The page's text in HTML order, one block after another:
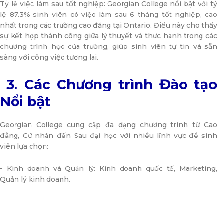
Tỷ lệ việc làm sau tốt nghiệp: Georgian College nổi bật với tỷ
lệ 87.3% sinh viên có việc làm sau 6 tháng tốt nghiệp, cao
nhất trong các trường cao đẳng tại Ontario. Điều này cho thấy
sự kết hợp thành công giữa lý thuyết và thực hành trong các
chương trình học của trường, giúp sinh viên tự tin và sẵn
sàng với công việc tương lai.
3. Các Chương trình Đào tạo
Nổi bật
Georgian College cung cấp đa dạng chương trình từ Cao
đẳng, Cử nhân đến Sau đại học với nhiều lĩnh vực để sinh
viên lựa chọn:
- Kinh doanh và Quản lý: Kinh doanh quốc tế, Marketing,
Quản lý kinh doanh.